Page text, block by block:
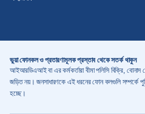
ভুয়া ফোনকল ও প্রতারণামূলক প্রস্তাব থেকে সতর্ক থাকুন
আইআরডিএআই বা এর কর্মকর্তারা বীমা পলিসি বিক্রি, বোনাস
জড়িত নয়। জনসাধারণকে এই ধরনের ফোন কলগুলি সম্পর্কে
হচ্ছে।